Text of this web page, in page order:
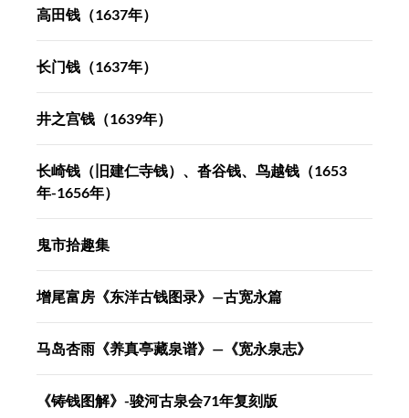
高田钱（1637年）
长门钱（1637年）
井之宫钱（1639年）
长崎钱（旧建仁寺钱）、沓谷钱、鸟越钱（1653
年-1656年）
鬼市拾趣集
增尾富房《东洋古钱图录》—古宽永篇
马岛杏雨《养真亭藏泉谱》—《宽永泉志》
《铸钱图解》-骏河古泉会71年复刻版